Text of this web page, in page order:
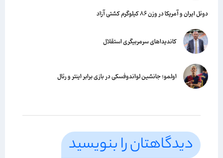
دوئل ایران و آمریکا در وزن ۸۶ کیلوگرم کشتی آزاد
کاندیداهای سرمربیگری استقلال
اولمو؛ جانشین لواندوفسکی در بازی برابر اینتر و رئال
دیدگاهتان را بنویسید